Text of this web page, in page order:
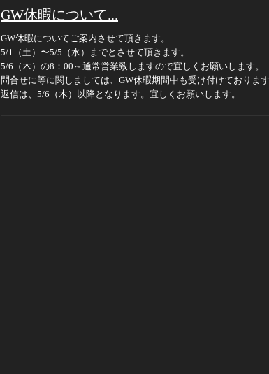
GW休暇について...
GW休暇についてご案内させて頂きます。
5/1（土）〜5/5（水）までとさせて頂きます。
5/6（木）の8：00～通常営業致しますので宜しくお願いします。
問合せに等に関しましては、GW休暇期間中も受け付けておりま
返信は、5/6（木）以降となります。宜しくお願いします。